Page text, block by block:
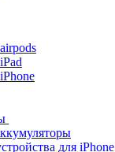
для iPhone